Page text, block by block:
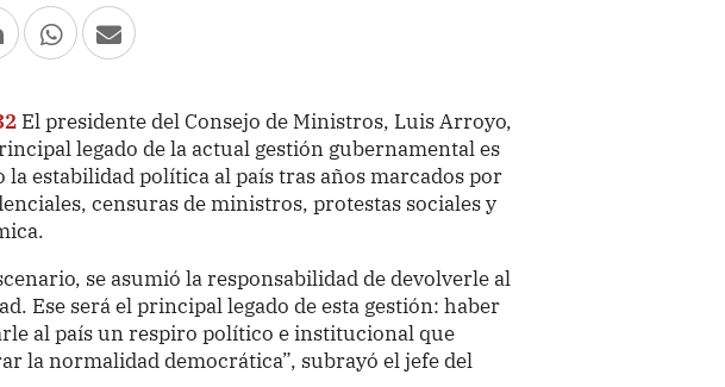
El presidente del Consejo de Ministros, Luis Arroyo,
legado de la actual gestión gubernamental es
la estabilidad política al país tras años marcados por
censuras de ministros, protestas sociales y
se asumió la responsabilidad de devolverle al
Ese será el principal legado de esta gestión: haber
al país un respiro político e institucional que
la normalidad democrática”, subrayó el jefe del